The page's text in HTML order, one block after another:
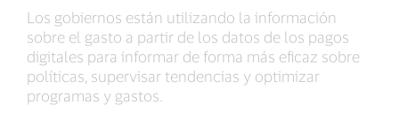
Los gobiernos están utilizando la información
sobre el gasto a partir de los datos de los pagos
digitales para informar de forma más eficaz sobre
políticas, supervisar tendencias y optimizar
programas y gastos.